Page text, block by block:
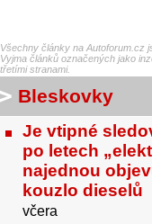
Všechny články na Autoforum.cz
Vyjma článků označených jako
třetími stranami.
Bleskovky
Je vtipné
po letech
najednou
kouzlo dieselů
včera